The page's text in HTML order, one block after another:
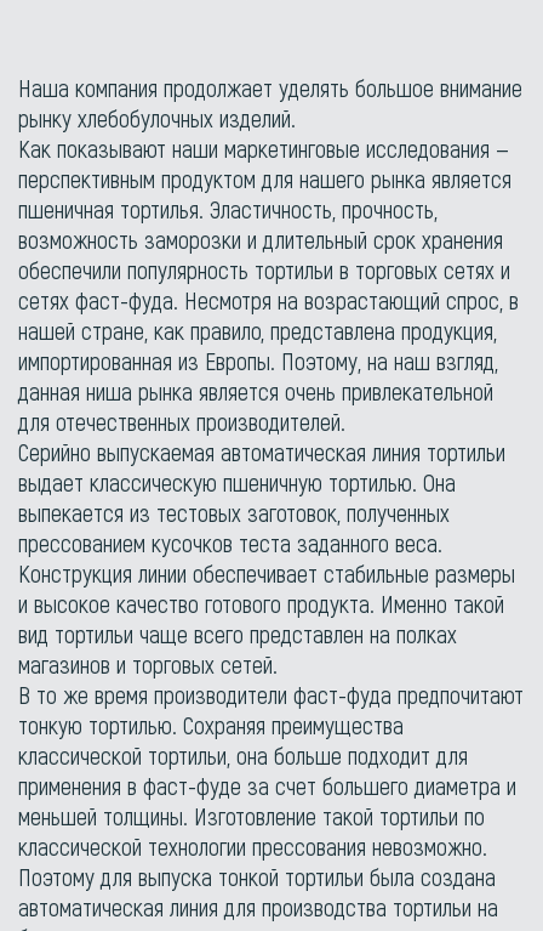
Наша компания продолжает уделять большое внимание
рынку хлебобулочных изделий.
Как показывают наши маркетинговые исследования —
перспективным продуктом для нашего рынка является
пшеничная тортилья. Эластичность, прочность,
возможность заморозки и длительный срок хранения
обеспечили популярность тортильи в торговых сетях и
сетях фаст-фуда. Несмотря на возрастающий спрос, в
нашей стране, как правило, представлена продукция,
импортированная из Европы. Поэтому, на наш взгляд,
данная ниша рынка является очень привлекательной
для отечественных производителей.
Серийно выпускаемая автоматическая линия тортильи
выдает классическую пшеничную тортилью. Она
выпекается из тестовых заготовок, полученных
прессованием кусочков теста заданного веса.
Конструкция линии обеспечивает стабильные размеры
и высокое качество готового продукта. Именно такой
вид тортильи чаще всего представлен на полках
магазинов и торговых сетей.
В то же время производители фаст-фуда предпочитают
тонкую тортилью. Сохраняя преимущества
классической тортильи, она больше подходит для
применения в фаст-фуде за счет большего диаметра и
меньшей толщины. Изготовление такой тортильи по
классической технологии прессования невозможно.
Поэтому для выпуска тонкой тортильи была создана
автоматическая линия для производства тортильи на